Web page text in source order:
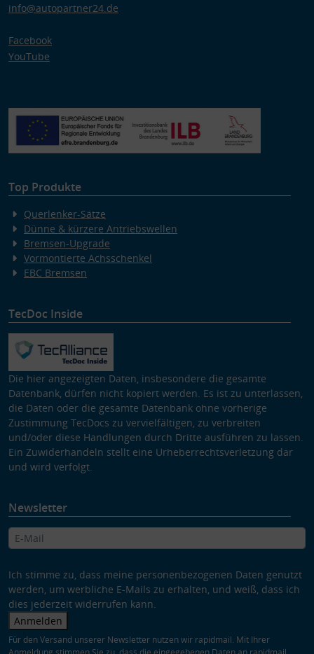
info@autopartner24.de
Facebook
YouTube
Top Produkte
Querlenker-Sätze
Dünne & kürzere Antriebswellen
Bremsen-Upgrade
Vormontierte Achsschenkel
EBC Bremsen
TecDoc Inside
Die hier angezeigten Daten, insbesondere die gesamte
Datenbank, dürfen nicht kopiert werden. Es ist zu unterlassen,
die Daten oder die gesamte Datenbank ohne vorherige
Zustimmung TecDocs zu vervielfältigen, zu verbreiten
und/oder diese Handlungen durch Dritte ausführen zu lassen.
Ein Zuwiderhandeln stellt eine Urheberrechtsverletzung dar
und wird verfolgt.
Newsletter
Ich stimme zu, dass meine personenbezogenen Daten genutzt
werden, um werbliche E-Mails zu erhalten, und weiß, dass ich
dies jederzeit widerrufen kann.
Anmelden
Für den Versand unserer Newsletter nutzen wir rapidmail. Mit Ihrer